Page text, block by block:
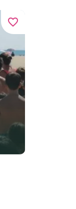
favorite_border